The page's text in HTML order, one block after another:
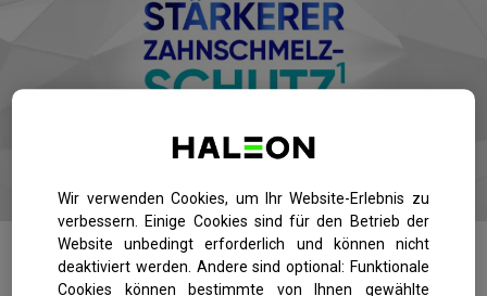
Wir verwenden Cookies, um Ihr Website-Erlebnis zu
verbessern. Einige Cookies sind für den Betrieb der
Website unbedingt erforderlich und können nicht
deaktiviert werden. Andere sind optional: Funktionale
Cookies können bestimmte von Ihnen gewählte